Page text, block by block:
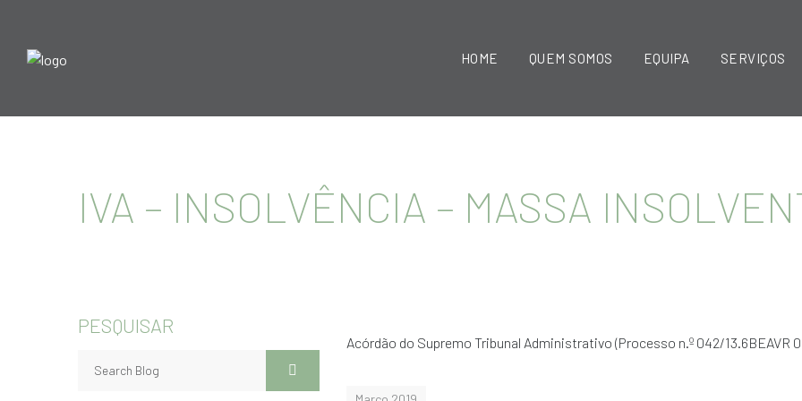
HOME QUEM SOMOS EQUIPA SERVIÇOS
IVA – INSOLVÊNCIA – MASSA
Acórdão do Supremo Tribunal Administrativo (Processo n.º 042/13.6BEAVR
PESQUISAR